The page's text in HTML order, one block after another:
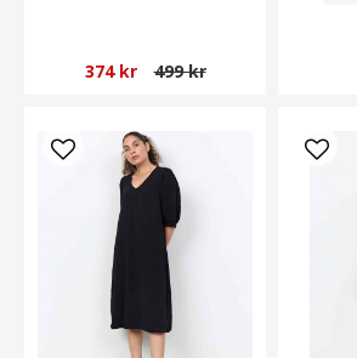
374 kr 499 kr